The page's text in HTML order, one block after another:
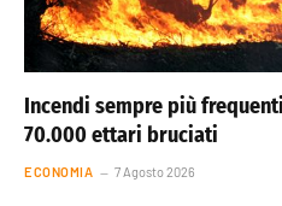
Incendi sempre più
70.000 ettari bruciati
ECONOMIA 7 Agosto 2026